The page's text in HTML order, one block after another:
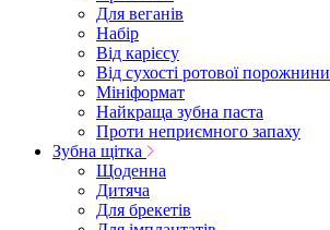
Для веганів
Набір
Від карієсу
Від сухості ротової порожнини
Мініформат
Найкраща зубна паста
Проти неприємного запаху
Зубна щітка
Щоденна
Дитяча
Для брекетів